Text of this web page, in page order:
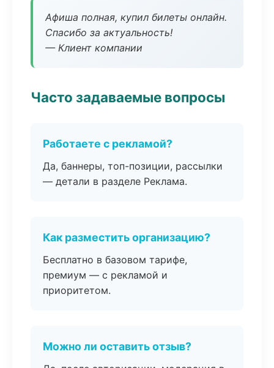
Афиша полная, купил билеты онлайн.
Спасибо за актуальность!
— Клиент компании
Часто задаваемые вопросы
Работаете с рекламой?
Да, баннеры, топ-позиции, рассылки
— детали в разделе Реклама.
Как разместить организацию?
Бесплатно в базовом тарифе,
премиум — с рекламой и
приоритетом.
Можно ли оставить отзыв?